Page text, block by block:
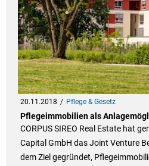
20.11.2018 Pflege & Gesetz
Pflegeimmobilien als
CORPUS SIREO Real Estate hat
Capital GmbH das Joint Venture
dem Ziel gegründet,